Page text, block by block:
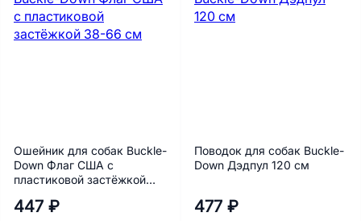
Ошейник для собак Buckle-
Down Флаг США с
пластиковой застёжкой
447 ₽
Поводок для собак Buckle-
Down Дэдпул 120 см
477 ₽